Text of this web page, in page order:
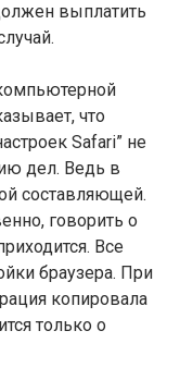
выплатить
что
Safari” не
дел. Ведь в
составляющей.
говорить о
Все
браузера. При
копировала
только о